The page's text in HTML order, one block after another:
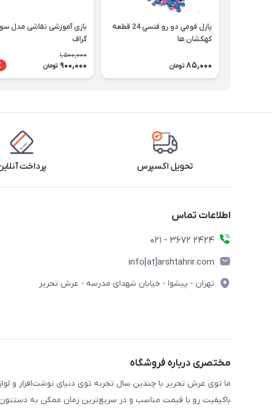
پازل فومي دو رو فنسي 24 قطعه
كهكشان ها
85,000 تومان
بازی آموزشی نقاشی مدل
گراف
1,500,000
900,000 تومان
تحویل اکسپرس پرداخت
اطلاعات تماس
2424 3672 - 021
info[at]arshtahrir.com
تهران - پیشوا - خیابان شهدای مدرسه - عرش تحریر
مختصری درباره فروشگاه
ما توی عرش تحریر با چندین سال تجربه توی دنیای نوشت‌افزار و
باکیفیت رو با قیمت مناسب و در سریع‌ترین زمان ممکن به